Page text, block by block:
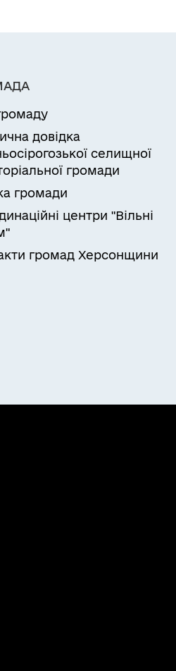
довідка
селищної
громади
громади
центри "Вільні
громад Херсонщини